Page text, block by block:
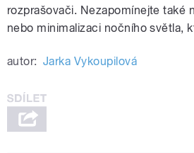
rozprašovači. Nezapomínejte také
nebo minimalizaci nočního světla,
autor: Jarka Vykoupilová